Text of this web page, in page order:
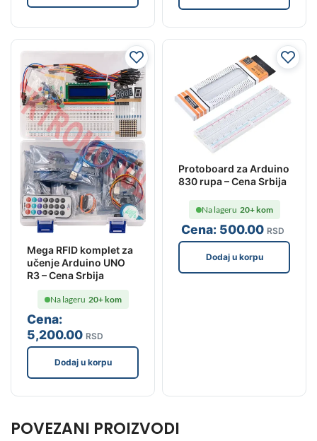
Mega RFID komplet za
učenje Arduino UNO
R3 – Cena Srbija
Cena:
5,200.00 RSD
Na lageru 20+ kom
Dodaj u korpu
Protoboard za Arduino
830 rupa – Cena Srbija
Cena: 500.00 RSD
Na lageru 20+ kom
Dodaj u korpu
POVEZANI PROIZVODI